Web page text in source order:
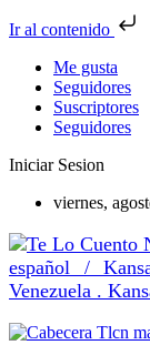
Ir al contenido
Me gusta
Seguidores
Suscriptores
Seguidores
Iniciar Sesion
viernes,
español /
Venezuela .